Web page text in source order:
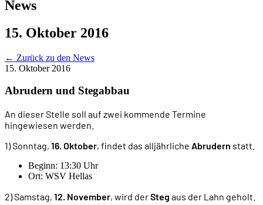
News
15. Oktober 2016
← Zurück zu den News
15. Oktober 2016
Abrudern und Stegabbau
An dieser Stelle soll auf zwei kommende Termine
hingewiesen werden.
1) Sonntag, 16. Oktober, findet das alljährliche Abrudern statt.
Beginn: 13:30 Uhr
Ort: WSV Hellas
2) Samstag, 12. November, wird derSteg aus der Lahn geholt.